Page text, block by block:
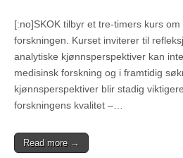
[:no]SKOK tilbyr et tre-timers kurs
forskningen. Kurset inviterer til
analytiske kjønnsperspektiver kan
medisinsk forskning og i framtidig
kjønnsperspektiver blir stadig
forskningens kvalitet –…
Read more →